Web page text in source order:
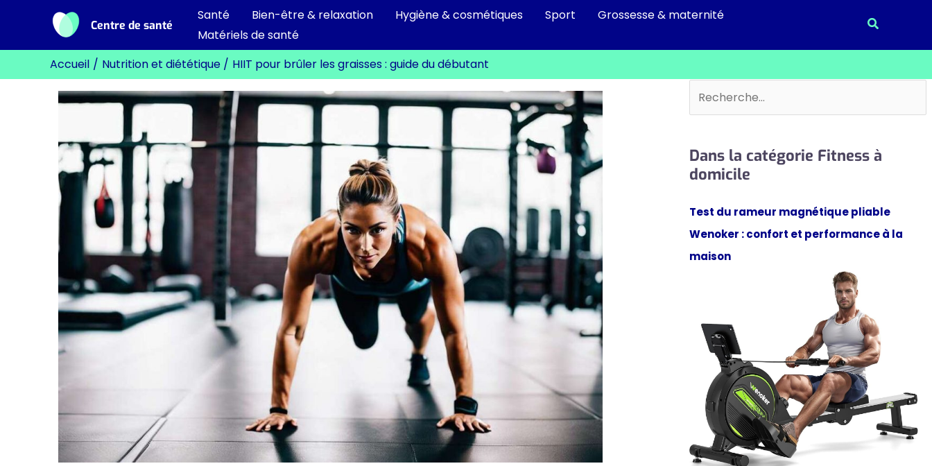
contenu
Centre de santé
Santé Bien-être & relaxation Hygiène & cosmétiques Sport
Grossesse & maternité
Matériels de santé
Accueil Nutrition et diététique HIIT pour brûler les graisses : guide du débutant
Rechercher
Dans la catégorie Fitness à
domicile
Test du rameur magnétique pliable
Wenoker : confort et performance à la
maison